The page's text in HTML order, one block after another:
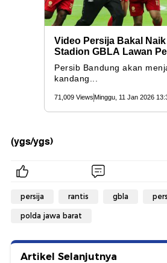
(ygs/ygs)
persija rantis gbla
polda jawa barat
Artikel Selanjutnya